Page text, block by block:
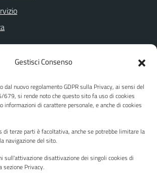
Gestisci Consenso
dal nuovo regolamento GDPR sulla Privacy, ai sensi del
679, si rende noto che questo sito fa uso di cookies
informazioni di carattere personale, e anche di cookies
di terze parti è facoltativa, anche se potrebbe limitare la
navigazione del sito.
sull'attivazione disattivazione dei singoli cookies di
sezione Privacy.
del sito